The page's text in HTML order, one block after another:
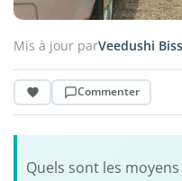
Mis à jour parVeedushi
Commenter
Quels sont les